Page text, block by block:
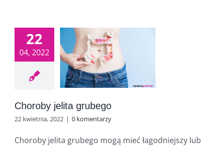
22
04, 2022
Choroby jelita grubego
22 kwietnia, 2022 | 0 komentarzy
Choroby jelita grubego mogą mieć łagodniejszy lub